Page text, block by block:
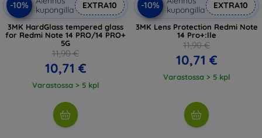
-10%
kupongilla
EXTRA10
3MK HardGlass tempered glass
for Redmi Note 14 PRO/14 PRO+
5G
11,90 €
10,71 €
Varastossa > 5 kpl
-10%
kupongilla
EXTRA10
3MK Lens Protection Redmi Note
14 Pro+:lle
11,90 €
10,71 €
Varastossa > 5 kpl